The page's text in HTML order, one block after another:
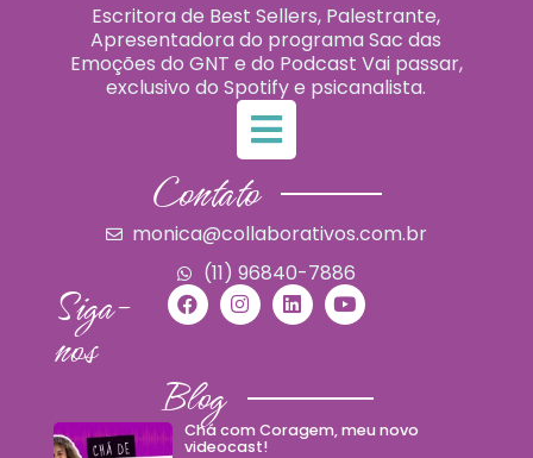
Escritora de Best Sellers, Palestrante,
Apresentadora do programa Sac das
Emoções do GNT e do Podcast Vai passar,
exclusivo do Spotify e psicanalista.
Contato
monica@collaborativos.com.br
(11) 96840-7886
Siga-
nos
Blog
Chá com Coragem, meu novo
videocast!